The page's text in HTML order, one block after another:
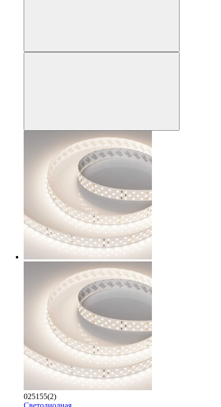
025155(2)
Светодиодная